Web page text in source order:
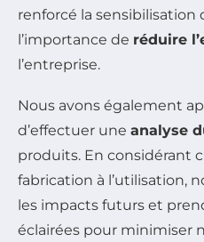
renforcé la sensibilisation
l’importance de réduire
l’entreprise.
Nous avons également
d’effectuer une analyse
produits. En considérant
fabrication à l’utilisation,
les impacts futurs et
éclairées pour minimiser